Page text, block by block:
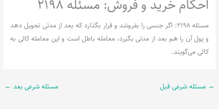
احکام خرید و فروش: مسئله 2198
مسئله 2198: اگر جنسی را بفروشد و قرار بگذارد که بعد از مدتی تحویل دهد
و پول آن را هم بعد از مدتی بگیرد، معامله باطل است و این معامله کالی به
کالی می‌گویند.
→ مسئله شرعی قبل مسئله شرعی بعد ←